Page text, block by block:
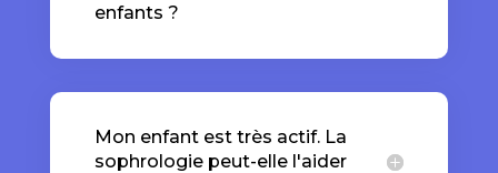
enfants ?
Mon enfant est très actif. La
sophrologie peut-elle l'aider